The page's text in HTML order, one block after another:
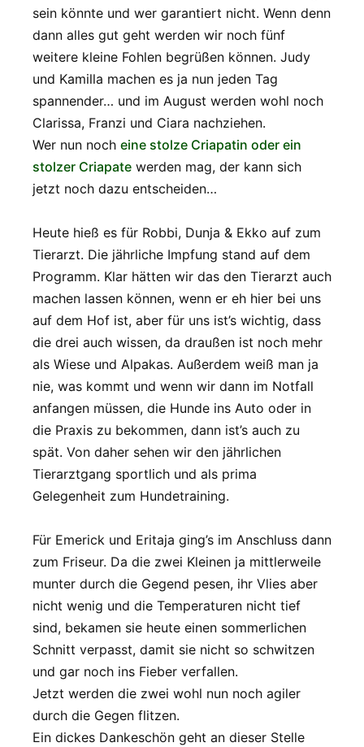
sein könnte und wer garantiert nicht. Wenn denn
dann alles gut geht werden wir noch fünf
weitere kleine Fohlen begrüßen können. Judy
und Kamilla machen es ja nun jeden Tag
spannender… und im August werden wohl noch
Clarissa, Franzi und Ciara nachziehen.
Wer nun noch eine stolze Criapatin oder ein
stolzer Criapate werden mag, der kann sich
jetzt noch dazu entscheiden…
Heute hieß es für Robbi, Dunja & Ekko auf zum
Tierarzt. Die jährliche Impfung stand auf dem
Programm. Klar hätten wir das den Tierarzt auch
machen lassen können, wenn er eh hier bei uns
auf dem Hof ist, aber für uns ist’s wichtig, dass
die drei auch wissen, da draußen ist noch mehr
als Wiese und Alpakas. Außerdem weiß man ja
nie, was kommt und wenn wir dann im Notfall
anfangen müssen, die Hunde ins Auto oder in
die Praxis zu bekommen, dann ist’s auch zu
spät. Von daher sehen wir den jährlichen
Tierarztgang sportlich und als prima
Gelegenheit zum Hundetraining.
Für Emerick und Eritaja ging’s im Anschluss dann
zum Friseur. Da die zwei Kleinen ja mittlerweile
munter durch die Gegend pesen, ihr Vlies aber
nicht wenig und die Temperaturen nicht tief
sind, bekamen sie heute einen sommerlichen
Schnitt verpasst, damit sie nicht so schwitzen
und gar noch ins Fieber verfallen.
Jetzt werden die zwei wohl nun noch agiler
durch die Gegen flitzen.
Ein dickes Dankeschön geht an dieser Stelle